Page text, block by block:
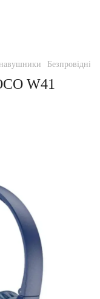
навушники Безпровідні
W41